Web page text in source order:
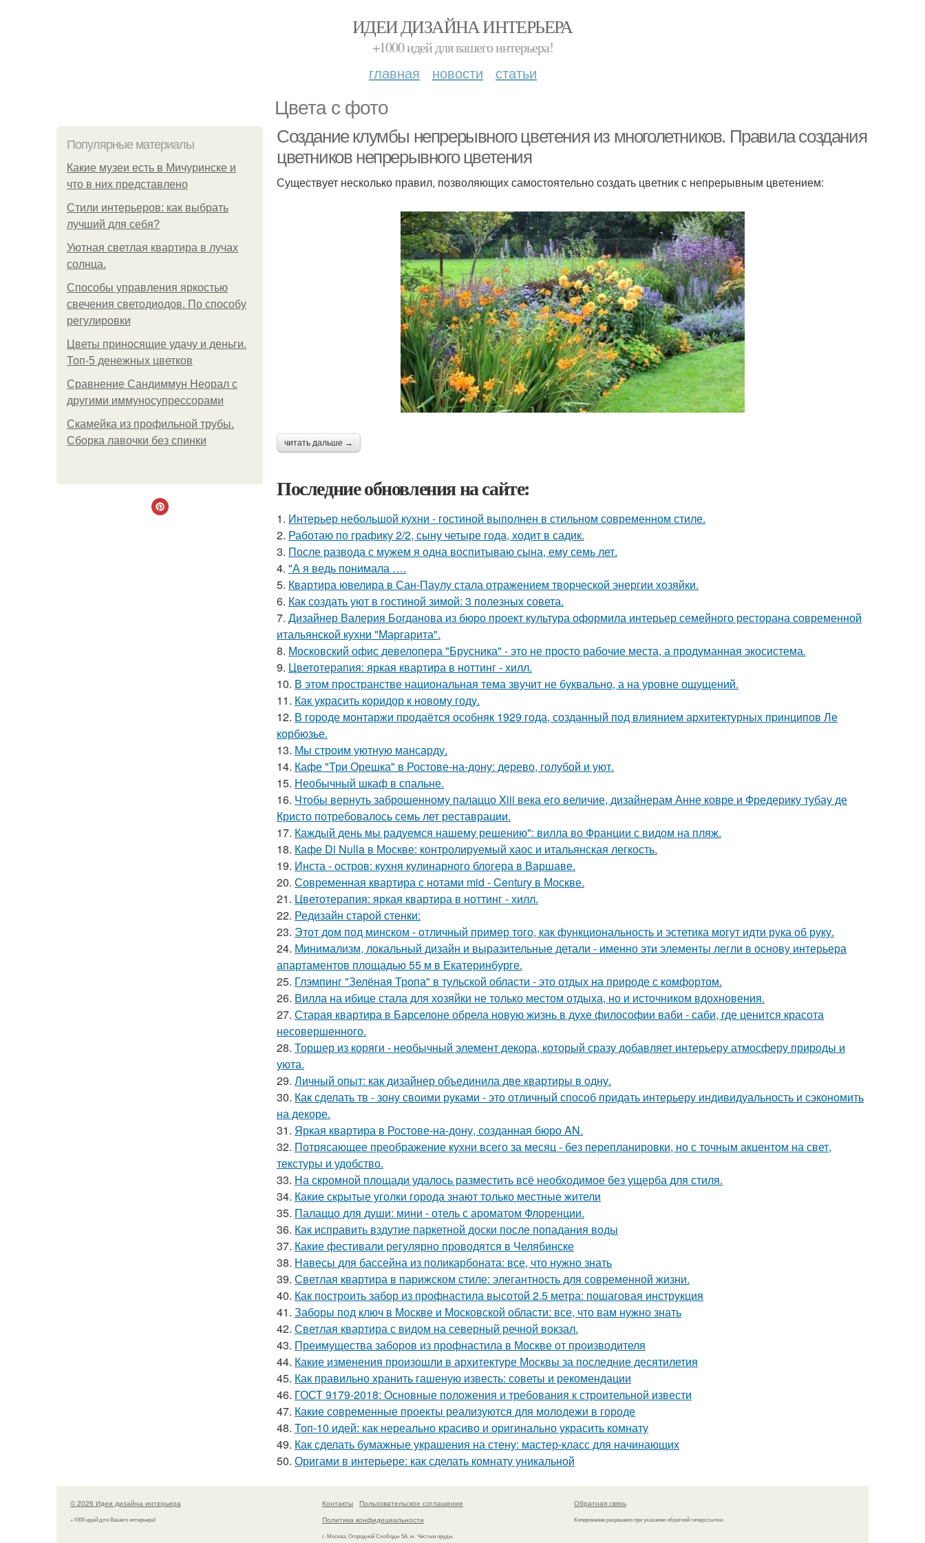
ИДЕИ ДИЗАЙНА ИНТЕРЬЕРА
+1000 идей для вашего интерьера!
главная новости статьи
Цвета с фото
Популярные материалы
Какие музеи есть в Мичуринске и
что в них представлено
Стили интерьеров: как выбрать
лучший для себя?
Уютная светлая квартира в лучах
солнца.
Способы управления яркостью
свечения светодиодов. По способу
регулировки
Цветы приносящие удачу и деньги.
Топ-5 денежных цветков
Сравнение Сандиммун Неорал с
другими иммуносупрессорами
Скамейка из профильной трубы.
Сборка лавочки без спинки
Создание клумбы непрерывного цветения из многолетников. Правила создания
цветников непрерывного цветения
Существует несколько правил, позволяющих самостоятельно создать цветник с непрерывным цветением:
читать дальше →
Последние обновления на сайте:
1. Интерьер небольшой кухни - гостиной выполнен в стильном современном стиле.
2. Работаю по графику 2/2, сыну четыре года, ходит в садик.
3. После развода с мужем я одна воспитываю сына, ему семь лет.
4. "А я ведь понимала ….
5. Квартира ювелира в Сан-Паулу стала отражением творческой энергии хозяйки.
6. Как создать уют в гостиной зимой: 3 полезных совета.
7. Дизайнер Валерия Богданова из бюро проект культура оформила интерьер семейного ресторана современной
итальянской кухни "Маргарита".
8. Московский офис девелопера "Брусника" - это не просто рабочие места, а продуманная экосистема.
9. Цветотерапия: яркая квартира в ноттинг - хилл.
10. В этом пространстве национальная тема звучит не буквально, а на уровне ощущений.
11. Как украсить коридор к новому году.
12. В городе монтаржи продаётся особняк 1929 года, созданный под влиянием архитектурных принципов Ле
корбюзье.
13. Мы строим уютную мансарду.
14. Кафе "Три Орешка" в Ростове-на-дону: дерево, голубой и уют.
15. Необычный шкаф в спальне.
16. Чтобы вернуть заброшенному палаццо Xiii века его величие, дизайнерам Анне ковре и Фредерику тубау де
Кристо потребовалось семь лет реставрации.
17. Каждый день мы радуемся нашему решению": вилла во Франции с видом на пляж.
18. Кафе Di Nulla в Москве: контролируемый хаос и итальянская легкость.
19. Инста - остров: кухня кулинарного блогера в Варшаве.
20. Современная квартира с нотами mid - Century в Москве.
21. Цветотерапия: яркая квартира в ноттинг - хилл.
22. Редизайн старой стенки:
23. Этот дом под минском - отличный пример того, как функциональность и эстетика могут идти рука об руку.
24. Минимализм, локальный дизайн и выразительные детали - именно эти элементы легли в основу интерьера
апартаментов площадью 55 м в Екатеринбурге.
25. Глэмпинг "Зелёная Тропа" в тульской области - это отдых на природе с комфортом.
26. Вилла на ибице стала для хозяйки не только местом отдыха, но и источником вдохновения.
27. Старая квартира в Барселоне обрела новую жизнь в духе философии ваби - саби, где ценится красота
несовершенного.
28. Торшер из коряги - необычный элемент декора, который сразу добавляет интерьеру атмосферу природы и
уюта.
29. Личный опыт: как дизайнер объединила две квартиры в одну.
30. Как сделать тв - зону своими руками - это отличный способ придать интерьеру индивидуальность и сэкономить
на декоре.
31. Яркая квартира в Ростове-на-дону, созданная бюро AN.
32. Потрясающее преображение кухни всего за месяц - без перепланировки, но с точным акцентом на свет,
текстуры и удобство.
33. На скромной площади удалось разместить всё необходимое без ущерба для стиля.
34. Какие скрытые уголки города знают только местные жители
35. Палаццо для души: мини - отель с ароматом Флоренции.
36. Как исправить вздутие паркетной доски после попадания воды
37. Какие фестивали регулярно проводятся в Челябинске
38. Навесы для бассейна из поликарбоната: все, что нужно знать
39. Светлая квартира в парижском стиле: элегантность для современной жизни.
40. Как построить забор из профнастила высотой 2.5 метра: пошаговая инструкция
41. Заборы под ключ в Москве и Московской области: все, что вам нужно знать
42. Светлая квартира с видом на северный речной вокзал.
43. Преимущества заборов из профнастила в Москве от производителя
44. Какие изменения произошли в архитектуре Москвы за последние десятилетия
45. Как правильно хранить гашеную известь: советы и рекомендации
46. ГОСТ 9179-2018: Основные положения и требования к строительной извести
47. Какие современные проекты реализуются для молодежи в городе
48. Топ-10 идей: как нереально красиво и оригинально украсить комнату
49. Как сделать бумажные украшения на стену: мастер-класс для начинающих
50. Оригами в интерьере: как сделать комнату уникальной
© 2026 Идеи дизайна интерьера
+1000 идей для Вашего интерьера!
Контакты
Пользовательское соглашение
Политика конфидециальности
г. Москва, Огородной Слободы 5А, м. Чистые пруды
Обратная связь
Копирование разрешено при указании обратной гиперссылки.